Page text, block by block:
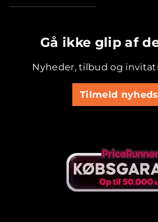
Gå ikke glip af
Nyheder, tilbud og
Tilmeld